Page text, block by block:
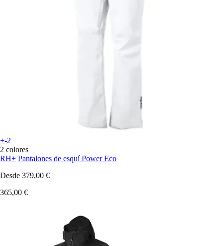
+-2
2 colores
RH+ Pantalones de esquí Power Eco
Desde 379,00 €
365,00 €